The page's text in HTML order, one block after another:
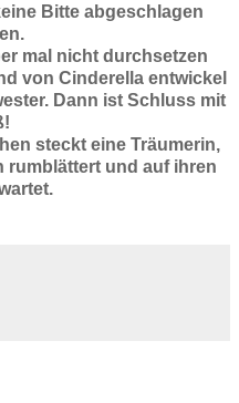
Bitte abgeschlagen
mal nicht durchsetzen
von Cinderella entwickel
Dann ist Schluss mit
steckt eine Träumerin,
rumblättert und auf ihren